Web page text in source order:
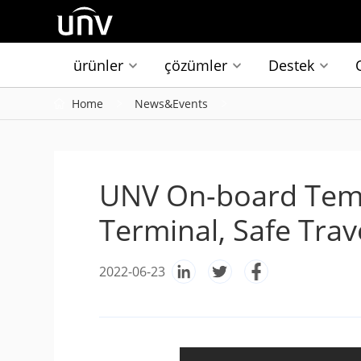
ürünler çözümler Destek
Home News&Events
UNV On-board
Terminal, Safe
2022-06-23